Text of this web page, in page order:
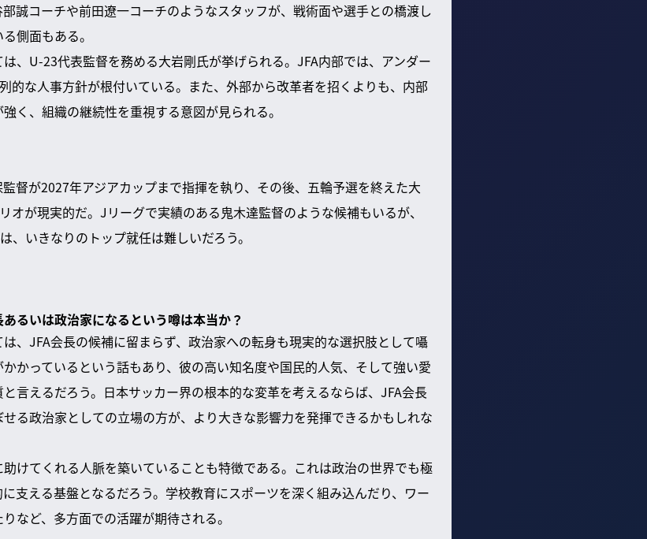
誠コーチや前田遼一コーチのようなスタッフが、戦術面や選手との橋渡し
側面もある。
は、U-23代表監督を務める大岩剛氏が挙げられる。JFA内部では、アンダー
的な人事方針が根付いている。また、外部から改革者を招くよりも、内部
く、組織の継続性を重視する意図が見られる。
督が2027年アジアカップまで指揮を執り、その後、五輪予選を終えた大
オが現実的だ。Jリーグで実績のある鬼木達監督のような候補もいるが、
、いきなりのトップ就任は難しいだろう。
るいは政治家になるという噂は本当か？
、JFA会長の候補に留まらず、政治家への転身も現実的な選択肢として囁
かっているという話もあり、彼の高い知名度や国民的人気、そして強い愛
言えるだろう。日本サッカー界の根本的な変革を考えるならば、JFA会長
る政治家としての立場の方が、より大きな影響力を発揮できるかもしれな
けてくれる人脈を築いていることも特徴である。これは政治の世界でも極
支える基盤となるだろう。学校教育にスポーツを深く組み込んだり、ワー
など、多方面での活躍が期待される。